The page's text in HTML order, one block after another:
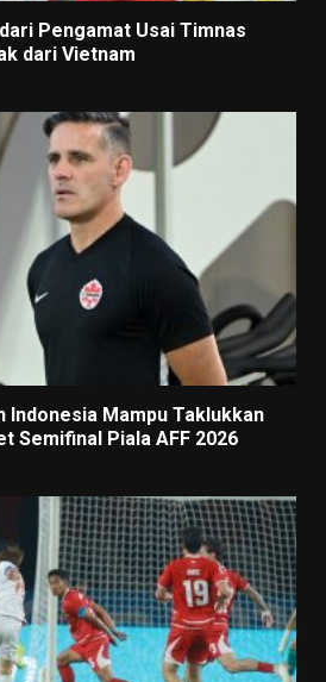
Pengamat Usai Timnas
dari Vietnam
Indonesia Mampu Taklukkan
Semifinal Piala AFF 2026